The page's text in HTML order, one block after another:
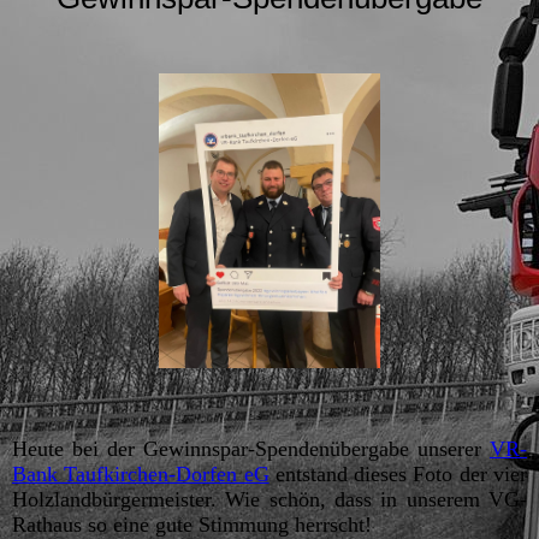
Heute bei der Gewinnspar-Spendenübergabe unsererVR-
Bank Taufkirchen-Dorfen eGentstand dieses Foto der vier
Holzlandbürgermeister. Wie schön, dass in unserem VG-
Rathaus so eine gute Stimmung herrscht!